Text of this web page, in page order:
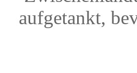
aufgetankt,